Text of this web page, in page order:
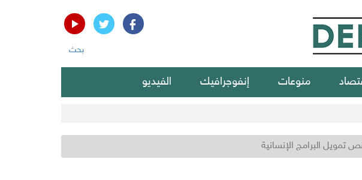
بحث
منوعات إنفوجرافيك الفيديو
البرامج الإنسانية